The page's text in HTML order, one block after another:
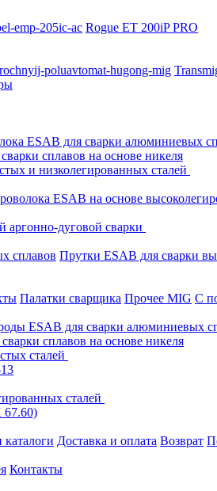
emp-205ic-ac Rogue ET 200iP PRO
poluavtomat-hugong-mig
ESAB для сварки алюминиевых
сплавов на основе никеля
и низколегированных сталей
ESAB на основе
дуговой сварки
сплавов Прутки ESAB для сварки
Палатки сварщика Прочее MIG С
ESAB для сварки алюминиевых
сплавов на основе никеля
сталей
сталей
67.60)
Доставка и оплата Возврат
Контакты